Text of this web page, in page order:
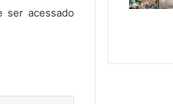
acessado